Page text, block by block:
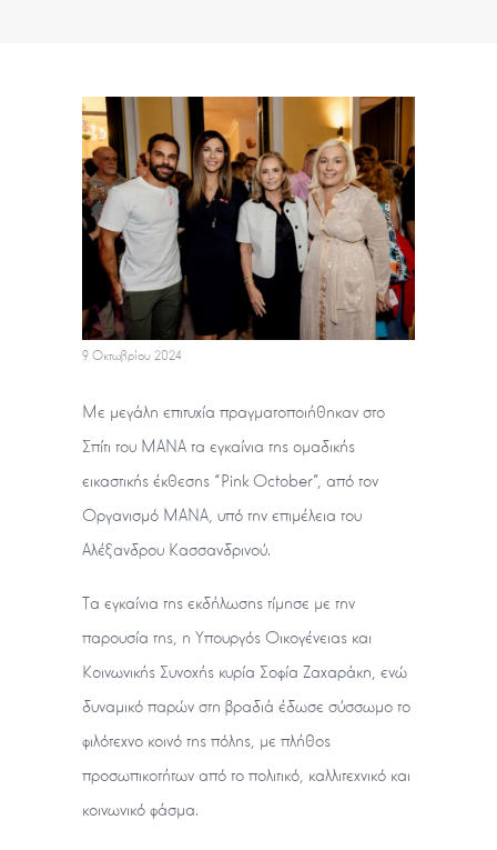
9 Οκτωβρίου 2024
Με μεγάλη επιτυχία πραγματοποιήθηκαν στο
Σπίτι του ΜΑΝΑ τα εγκαίνια της ομαδικής
εικαστικής έκθεσης “Pink October”, από τον
Οργανισμό ΜΑΝΑ, υπό την επιμέλεια του
Αλέξανδρου Κασσανδρινού.
Τα εγκαίνια της εκδήλωσης τίμησε με την
παρουσία της, η Υπουργός Οικογένειας και
Κοινωνικής Συνοχής κυρία Σοφία Ζαχαράκη, ενώ
δυναμικό παρών στη βραδιά έδωσε σύσσωμο το
φιλότεχνο κοινό της πόλης, με πλήθος
προσωπικοτήτων από το πολιτικό, καλλιτεχνικό και
κοινωνικό φάσμα.